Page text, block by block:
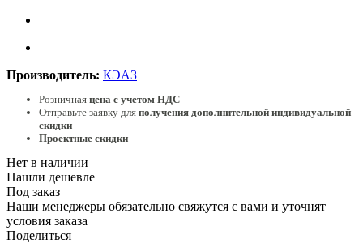
Производитель: КЭАЗ
Розничная цена с учетом НДС
Отправьте заявку для получения дополнительной индивидуальной
скидки
Проектные скидки
Нет в наличии
Нашли дешевле
Под заказ
Наши менеджеры обязательно свяжутся с вами и уточнят
условия заказа
Поделиться